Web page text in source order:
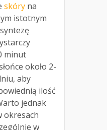
skóry na
istotnym
minut
około 2-
aby
ilość
jednak
okresach
w